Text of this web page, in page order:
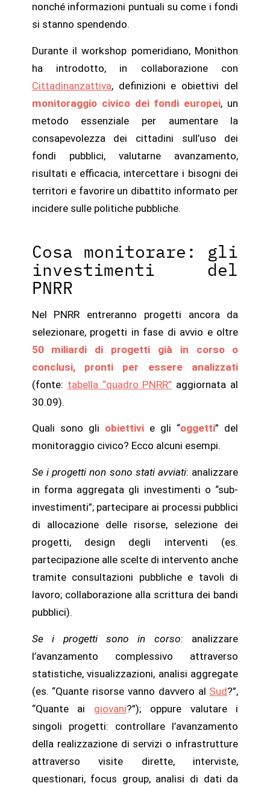
nonché informazioni puntuali su come i fondi
si stanno spendendo.
Durante il workshop pomeridiano, Monithon
ha introdotto, in collaborazione con
Cittadinanzattiva, definizioni e obiettivi del
monitoraggio civico dei fondi europei, un
metodo essenziale per aumentare la
consapevolezza dei cittadini sull’uso dei
fondi pubblici, valutarne avanzamento,
risultati e efficacia, intercettare i bisogni dei
territori e favorire un dibattito informato per
incidere sulle politiche pubbliche.
Cosa monitorare: gli
investimenti del
PNRR
Nel PNRR entreranno progetti ancora da
selezionare, progetti in fase di avvio e oltre
50 miliardi di progetti già in corso o
conclusi, pronti per essere analizzati
(fonte: tabella “quadro PNRR” aggiornata al
30.09).
Quali sono gli obiettivie gli “oggetti” del
monitoraggio civico? Ecco alcuni esempi.
Se i progetti non sono stati avviati: analizzare
in forma aggregata gli investimenti o “sub-
investimenti”; partecipare ai processi pubblici
di allocazione delle risorse, selezione dei
progetti, design degli interventi (es.
partecipazione alle scelte di intervento anche
tramite consultazioni pubbliche e tavoli di
lavoro; collaborazione alla scrittura dei bandi
pubblici).
Se i progetti sono in corso: analizzare
l’avanzamento complessivo attraverso
statistiche, visualizzazioni, analisi aggregate
(es. “Quante risorse vanno davvero al Sud?”,
“Quante ai giovani?”); oppure valutare i
singoli progetti: controllare l’avanzamento
della realizzazione di servizi o infrastrutture
attraverso visite dirette, interviste,
questionari, focus group, analisi di dati da